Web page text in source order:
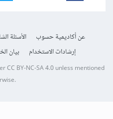
عن أكاديمية حسوب الأسئلة
إرشادات الاستخدام
بيان
CC BY-NC-SA 4.0unless mentioned